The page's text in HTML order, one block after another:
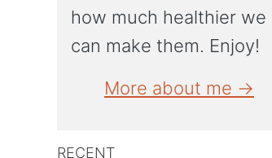
how much healthier we
can make them. Enjoy!
More about me →
RECENT